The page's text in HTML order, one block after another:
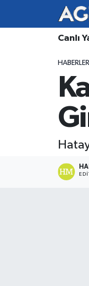
Canlı
HABERLER
Hava Durumu
Trafik Durumu
Süper Lig
Tüm Manşetler
Son Dakika
Haber Arşivi